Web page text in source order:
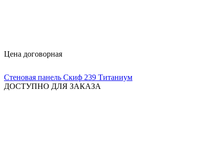
Цена договорная
Стеновая панель Скиф 239 Титаниум
ДОСТУПНО ДЛЯ ЗАКАЗА